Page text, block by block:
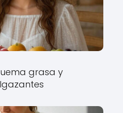
grasa y